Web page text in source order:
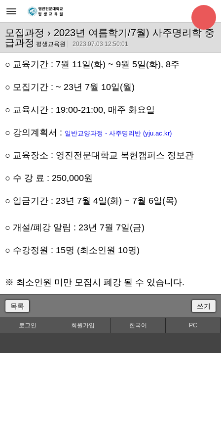
모집과정 › 2023년 여름학기/7월) 사주명리학 중
급과정 평생교육원 2023.07.03 12:50:01
○ 교육기간 : 7월 11일(화) ~ 9월 5일(화), 8주
○ 모집기간 : ~ 23년 7월 10일(월)
○ 교육시간 : 19:00-21:00, 매주 화요일
○ 강의계획서 : 일반교양과정 - 사주명리반 (yju.ac.kr)
○ 교육장소 : 영진전문대학교 복현캠퍼스 정보관
○ 수 강 료 : 250,000원
○ 입금기간 : 23년 7월 4일(화) ~ 7월 6일(목)
○ 개설/폐강 알림 : 23년 7월 7일(금)
○ 수강정원 : 15명 (최소인원 10명)
※ 최소인원 미만 모집시 폐강 될 수 있습니다.
목록 쓰기
로그인 회원가입 한국어 PC